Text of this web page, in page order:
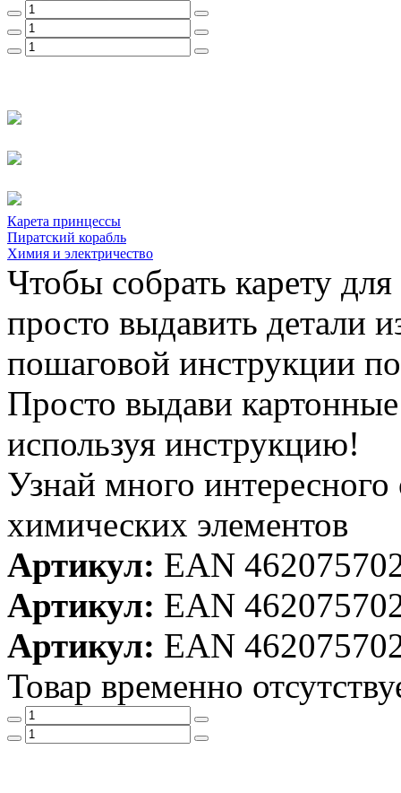
Карета принцессы
Пиратский корабль
Химия и электричество
Чтобы собрать карету
просто выдавить детали
пошаговой инструкции
Просто выдави
используя инструкцию!
Узнай много интересного
химических элементов
Артикул: EAN
Артикул: EAN
Артикул: EAN
Товар временно